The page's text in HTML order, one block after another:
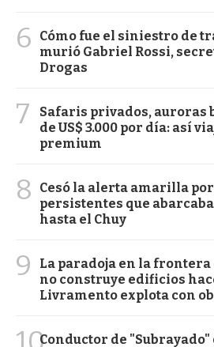
6
Cómo fue el siniestro de
murió Gabriel Rossi,
Drogas
7
Safaris privados, auroras
de US$ 3.000 por día: así
premium
8
Cesó la alerta amarilla
persistentes que
hasta el Chuy
9
La paradoja en la
no construye edificios
Livramento explota con
Conductor de